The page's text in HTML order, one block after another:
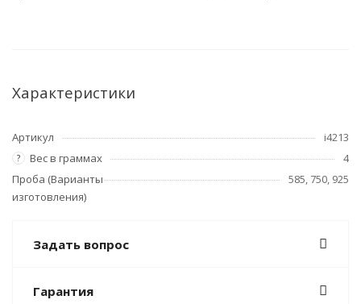
Характеристики
Артикул i4213
? Вес в граммах
4
Проба (Варианты
изготовления)
585, 750, 925
Задать вопрос
Гарантия